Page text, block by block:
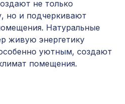
Cosca Traditional
x 6,2 м
4763 ₽
потолочная плита
595х595мм, ХДФ,
клён
не только
но и подчеркивают
Натуральные
живую энергетику
уютным, создают
помещения.